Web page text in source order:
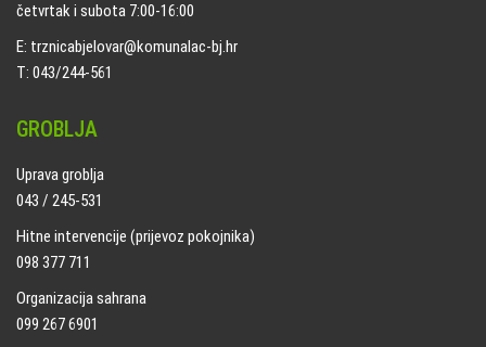
četvrtak i subota 7:00-16:00
E: trznicabjelovar@komunalac-bj.hr
T: 043/244-561
GROBLJA
Uprava groblja
043 / 245-531
Hitne intervencije (prijevoz pokojnika)
098 377 711
Organizacija sahrana
099 267 6901